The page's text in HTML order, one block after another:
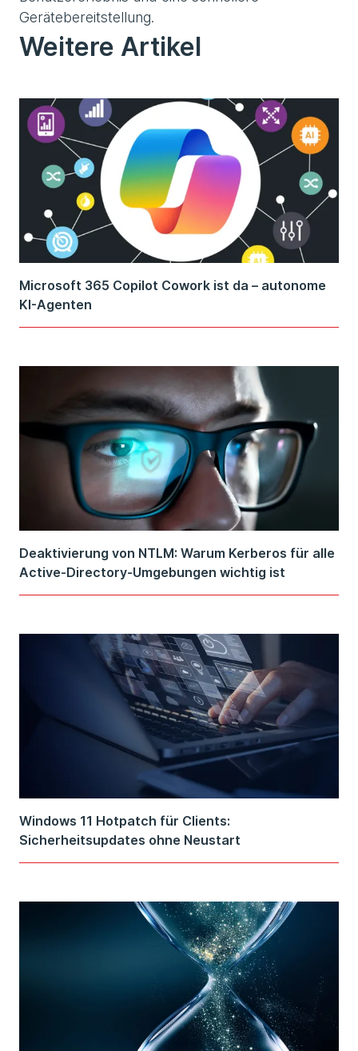
Gerätebereitstellung.
Weitere Artikel
Microsoft 365 Copilot Cowork ist da – autonome
KI-Agenten
Deaktivierung von NTLM: Warum Kerberos für alle
Active-Directory-Umgebungen wichtig ist
Windows 11 Hotpatch für Clients:
Sicherheitsupdates ohne Neustart